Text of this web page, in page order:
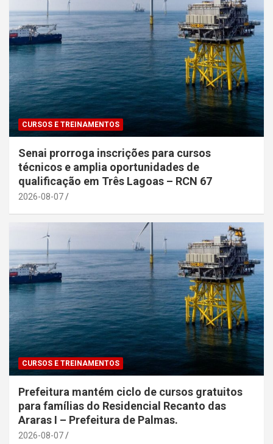
CURSOS E TREINAMENTOS
Senai prorroga inscrições para cursos
técnicos e amplia oportunidades de
qualificação em Três Lagoas – RCN 67
2026-08-07
CURSOS E TREINAMENTOS
Prefeitura mantém ciclo de cursos gratuitos
para famílias do Residencial Recanto das
Araras I – Prefeitura de Palmas.
2026-08-07